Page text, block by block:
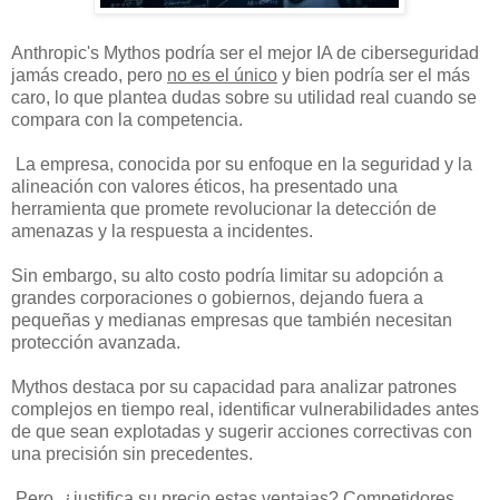
Anthropic's Mythos podría ser el mejor IA de ciberseguridad
jamás creado, pero no es el único y bien podría ser el más
caro, lo que plantea dudas sobre su utilidad real cuando se
compara con la competencia.
La empresa, conocida por su enfoque en la seguridad y la
alineación con valores éticos, ha presentado una
herramienta que promete revolucionar la detección de
amenazas y la respuesta a incidentes.
Sin embargo, su alto costo podría limitar su adopción a
grandes corporaciones o gobiernos, dejando fuera a
pequeñas y medianas empresas que también necesitan
protección avanzada.
Mythos destaca por su capacidad para analizar patrones
complejos en tiempo real, identificar vulnerabilidades antes
de que sean explotadas y sugerir acciones correctivas con
una precisión sin precedentes.